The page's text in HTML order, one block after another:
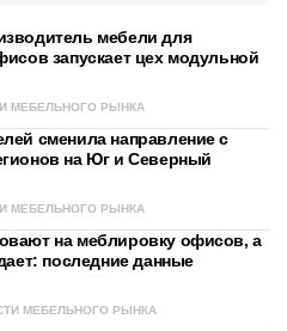
мебели для
запускает цех модульной
МЕБЕЛЬНОГО РЫНКА
сменила направление с
на Юг и Северный
МЕБЕЛЬНОГО РЫНКА
на меблировку офисов, а
последние данные
МЕБЕЛЬНОГО РЫНКА